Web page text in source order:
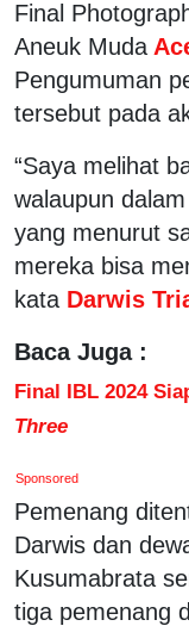
Final
Aneuk Muda
Pengumuman
tersebut pada
“Saya melihat
walaupun
yang menurut
mereka bisa
kata Darwis
Baca Juga :
Final IBL 2024
Three
Sponsored
Pemenang
Darwis dan
Kusumabrata
tiga pemenang